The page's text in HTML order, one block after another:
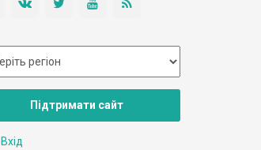
Підтримати сайт
Вхід